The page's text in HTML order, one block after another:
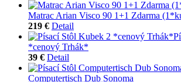
Matrac Arian Visco 90 1+1 Zdarma
219 € Detail
*cenový Trhák*
39 € Detail
Computertisch Dub Sonoma